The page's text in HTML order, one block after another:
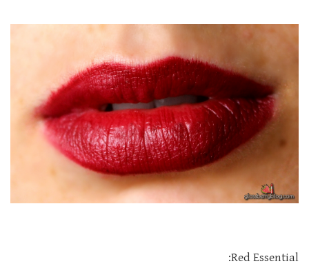
Red Essential: